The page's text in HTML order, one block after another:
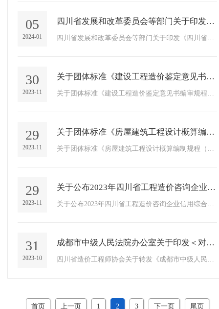
05
2024-01
四川省发展和改革委员会等部门关于印发《四川省工程建设项目招标文件编制负面清单（2023年版）》的通知
四川省发展和改革委员会等部门关于印发《四川省工程建设项目招标文件编制负面清单（2023年版）》的通知四川省发展和改革委员会等...
30
2023-11
关于团体标准《建设工程造价鉴定意见书编审规程（征求意见稿）》公开征求意见的通知
关于团体标准《建设工程造价鉴定意见书编审规程（征求意见稿）》公开征求意见的通知
29
2023-11
关于团体标准《房屋建筑工程设计概算编制规程（征求意见稿）》《房屋建筑工程投资估算编制规程（征求意见稿）》公开征求意见的通知
关于团体标准《房屋建筑工程设计概算编制规程（征求意见稿）》《房屋建筑工程投资估算编制规程（征求意见稿）》公开征求意见的通...
29
2023-11
关于公布2023年四川省工程造价咨询企业信用综合评价结果的通知
关于公布2023年四川省工程造价咨询企业信用综合评价结果的通知
31
2023-10
成都市中级人民法院办公室关于印发＜对外委托工作管理办法＞的通知
四川省造价工程师协会关于转发《成都市中级人民法院办公室关于印发＜对外委托工作管理办法＞的通知》下载：转发：成都市中级人民...
首页 上一页 1 2 3 下一页 尾页